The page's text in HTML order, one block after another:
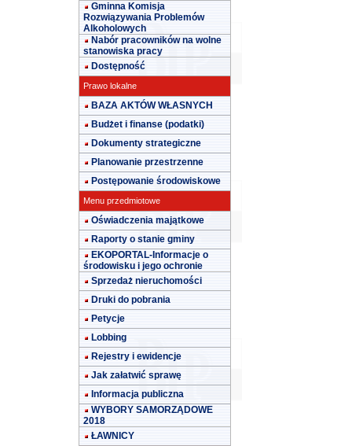
Gminna Komisja
Rozwiązywania Problemów
Alkoholowych
Nabór pracowników na wolne
stanowiska pracy
Dostępność
Prawo lokalne
BAZA AKTÓW WŁASNYCH
Budżet i finanse (podatki)
Dokumenty strategiczne
Planowanie przestrzenne
Postępowanie środowiskowe
Menu przedmiotowe
Oświadczenia majątkowe
Raporty o stanie gminy
EKOPORTAL-Informacje o
środowisku i jego ochronie
Sprzedaż nieruchomości
Druki do pobrania
Petycje
Lobbing
Rejestry i ewidencje
Jak załatwić sprawę
Informacja publiczna
WYBORY SAMORZĄDOWE
2018
ŁAWNICY